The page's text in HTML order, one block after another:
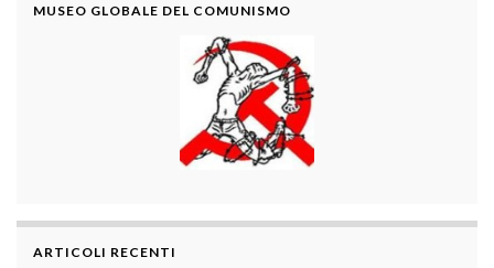
MUSEO GLOBALE DEL COMUNISMO
ARTICOLI RECENTI